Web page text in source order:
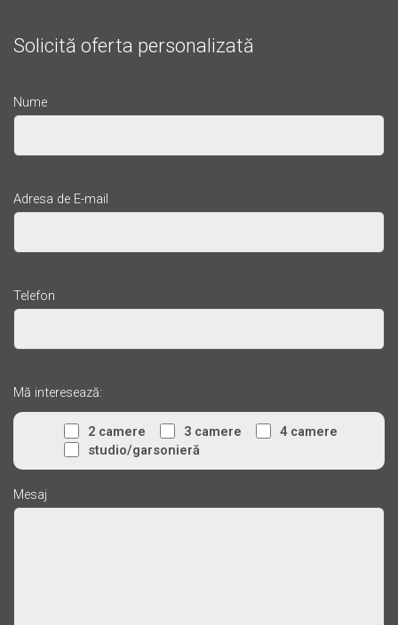
Solicită oferta personalizată
Nume
Adresa de E-mail
Telefon
Mă interesează:
2 camere 3 camere
4 camere
studio/garsonieră
Mesaj